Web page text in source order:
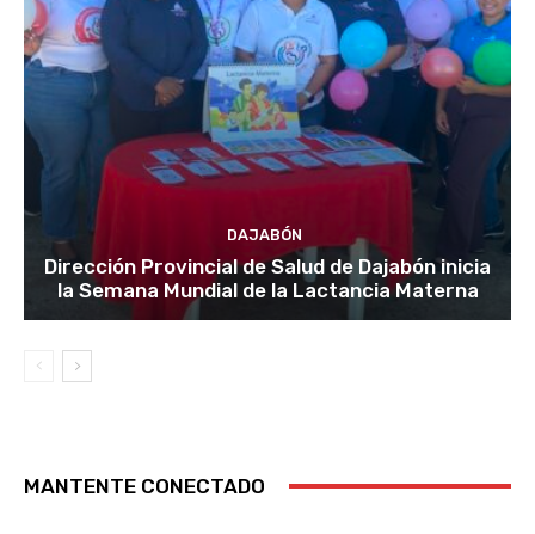
DAJABÓN
Dirección Provincial de Salud de Dajabón inicia
la Semana Mundial de la Lactancia Materna
MANTENTE CONECTADO